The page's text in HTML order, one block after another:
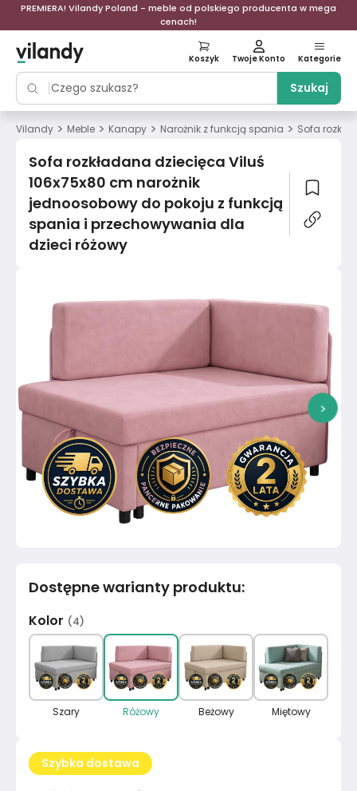
PREMIERA! Vilandy Poland - meble od polskiego producenta w mega
cenach!
Szukaj
Koszyk Twoje Konto Kategorie
Vilandy > Meble > Kanapy > Narożnik z funkcją spania > Sofa
Sofa rozkładana dziecięca Viluś
106x75x80 cm narożnik
jednoosobowy do pokoju z funkcją
spania i przechowywania dla
dzieci różowy
>
Szybka dostawa
Dostępne warianty produktu:
Kolor (4)
Szary Różowy Beżowy Miętowy